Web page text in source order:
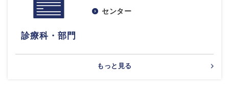
診療科・部門
センター
もっと見る